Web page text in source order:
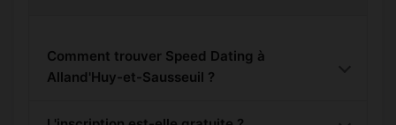
Comment trouver Speed Dating à
Alland'Huy-et-Sausseuil ?